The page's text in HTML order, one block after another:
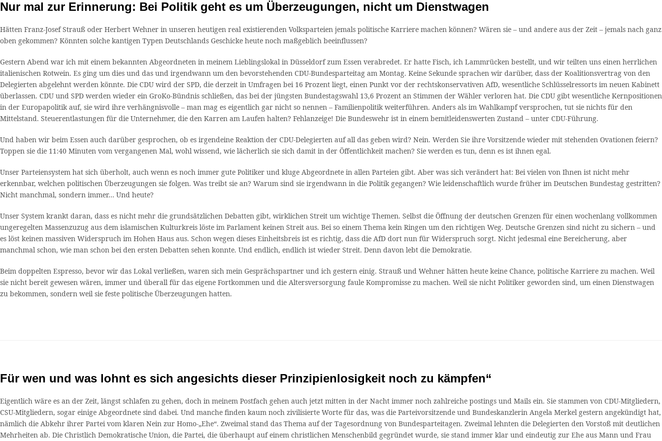
Nur mal zur Erinnerung: Bei Politik geht es um Überzeugungen, nicht um Dienstwagen
Hätten Franz-Josef Strauß oder Herbert Wehner in unseren heutigen real existierenden Volksparteien jemals politische Karriere machen können? Wären sie – und andere aus der Zeit – jemals nach ganz
oben gekommen? Könnten solche kantigen Typen Deutschlands Geschicke heute noch maßgeblich beeinflussen?
Gestern Abend war ich mit einem bekannten Abgeordneten in meinem Lieblingslokal in Düsseldorf zum Essen verabredet. Er hatte Fisch, ich Lammrücken bestellt, und wir teilten uns einen herrlichen
italienischen Rotwein. Es ging um dies und das und irgendwann um den bevorstehenden CDU-Bundesparteitag am Montag. Keine Sekunde sprachen wir darüber, dass der Koalitionsvertrag von den
Delegierten abgelehnt werden könnte. Die CDU wird der SPD, die derzeit in Umfragen bei 16 Prozent liegt, einen Punkt vor der rechtskonservativen AfD, wesentliche Schlüsselressorts im neuen Kabinett
überlassen. CDU und SPD werden wieder ein GroKo-Bündnis schließen, das bei der jüngsten Bundestagswahl 13,6 Prozent an Stimmen der Wähler verloren hat. Die CDU gibt wesentliche Kernpositionen
in der Europapolitik auf, sie wird ihre verhängnisvolle – man mag es eigentlich gar nicht so nennen – Familienpolitik weiterführen. Anders als im Wahlkampf versprochen, tut sie nichts für den
Mittelstand. Steuerentlastungen für die Unternehmer, die den Karren am Laufen halten? Fehlanzeige! Die Bundeswehr ist in einem bemitleidenswerten Zustand – unter CDU-Führung.
Und haben wir beim Essen auch darüber gesprochen, ob es irgendeine Reaktion der CDU-Delegierten auf all das geben wird? Nein. Werden Sie ihre Vorsitzende wieder mit stehenden Ovationen feiern?
Toppen sie die 11:40 Minuten vom vergangenen Mal, wohl wissend, wie lächerlich sie sich damit in der Öffentlichkeit machen? Sie werden es tun, denn es ist ihnen egal.
Unser Parteiensystem hat sich überholt, auch wenn es noch immer gute Politiker und kluge Abgeordnete in allen Parteien gibt. Aber was sich verändert hat: Bei vielen von Ihnen ist nicht mehr
erkennbar, welchen politischen Überzeugungen sie folgen. Was treibt sie an? Warum sind sie irgendwann in die Politik gegangen? Wie leidenschaftlich wurde früher im Deutschen Bundestag gestritten?
Nicht manchmal, sondern immer… Und heute?
Unser System krankt daran, dass es nicht mehr die grundsätzlichen Debatten gibt, wirklichen Streit um wichtige Themen. Selbst die Öffnung der deutschen Grenzen für einen wochenlang vollkommen
ungeregelten Massenzuzug aus dem islamischen Kulturkreis löste im Parlament keinen Streit aus. Bei so einem Thema kein Ringen um den richtigen Weg. Deutsche Grenzen sind nicht zu sichern – und
es löst keinen massiven Widerspruch im Hohen Haus aus. Schon wegen dieses Einheitsbreis ist es richtig, dass die AfD dort nun für Widerspruch sorgt. Nicht jedesmal eine Bereicherung, aber
manchmal schon, wie man schon bei den ersten Debatten sehen konnte. Und endlich, endlich ist wieder Streit. Denn davon lebt die Demokratie.
Beim doppelten Espresso, bevor wir das Lokal verließen, waren sich mein Gesprächspartner und ich gestern einig. Strauß und Wehner hätten heute keine Chance, politische Karriere zu machen. Weil
sie nicht bereit gewesen wären, immer und überall für das eigene Fortkommen und die Altersversorgung faule Kompromisse zu machen. Weil sie nicht Politiker geworden sind, um einen Dienstwagen
zu bekommen, sondern weil sie feste politische Überzeugungen hatten.
Für wen und was lohnt es sich angesichts dieser Prinzipienlosigkeit noch zu kämpfen“
Eigentlich wäre es an der Zeit, längst schlafen zu gehen, doch in meinem Postfach gehen auch jetzt mitten in der Nacht immer noch zahlreiche postings und Mails ein. Sie stammen von CDU-Mitgliedern,
CSU-Mitgliedern, sogar einige Abgeordnete sind dabei. Und manche finden kaum noch zivilisierte Worte für das, was die Parteivorsitzende und Bundeskanzlerin Angela Merkel gestern angekündigt hat,
nämlich die Abkehr ihrer Partei vom klaren Nein zur Homo-„Ehe“. Zweimal stand das Thema auf der Tagesordnung von Bundesparteitagen. Zweimal lehnten die Delegierten den Vorstoß mit deutlichen
Mehrheiten ab. Die Christlich Demokratische Union, die Partei, die überhaupt auf einem christlichen Menschenbild gegründet wurde, sie stand immer klar und eindeutig zur Ehe aus Mann und Frau